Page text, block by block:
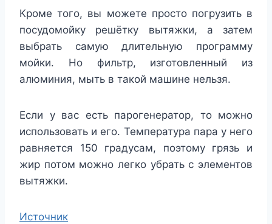
Кроме того, вы можете просто погрузить в
посудомойку решётку вытяжки, а затем
выбрать самую длительную программу
мойки. Но фильтр, изготовленный из
алюминия, мыть в такой машине нельзя.
Если у вас есть парогенератор, то можно
использовать и его. Температура пара у него
равняется 150 градусам, поэтому грязь и
жир потом можно легко убрать с элементов
вытяжки.
Источник